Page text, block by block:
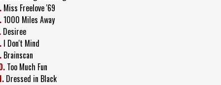
Miss Freelove '69
1000 Miles Away
Desiree
I Don't Mind
Brainscan
Too Much Fun
Dressed in Black